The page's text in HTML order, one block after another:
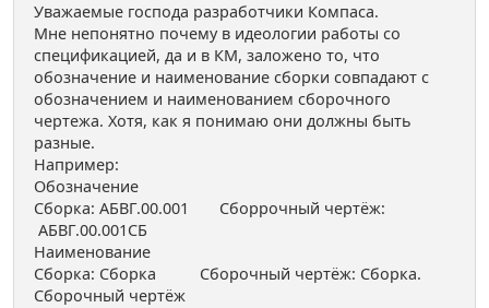
Уважаемые господа разработчики Компаса.
Мне непонятно почему в идеологии работы со
спецификацией, да и в КМ, заложено то, что
обозначение и наименование сборки совпадают с
обозначением и наименованием сборочного
чертежа. Хотя, как я понимаю они должны быть
разные.
Например:
Обозначение
Сборка: АБВГ.00.001 Сборрочный чертёж:
АБВГ.00.001СБ
Наименование
Сборка: Сборка Сборочный чертёж: Сборка.
Сборочный чертёж